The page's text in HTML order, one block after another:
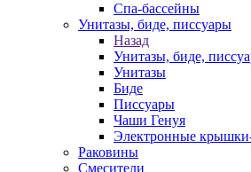
Спа-бассейны
Унитазы, биде, писсуары
Назад
Унитазы, биде,
Унитазы
Биде
Писсуары
Чаши Генуя
Электронные
Раковины
Смесители